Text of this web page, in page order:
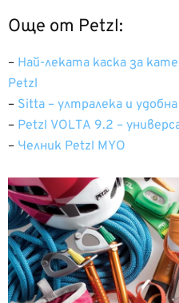
Още от Petzl:
– Най-леката каска за
Petzl
– Sitta – ултралека и
– Petzl VOLTA 9.2 –
– Челник Petzl MYO